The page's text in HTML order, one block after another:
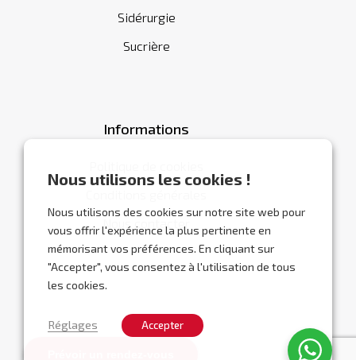
Nous utilisons les cookies !
Nous utilisons des cookies sur notre site web pour
vous offrir l'expérience la plus pertinente en
mémorisant vos préférences. En cliquant sur
"Accepter", vous consentez à l'utilisation de tous
les cookies.
Réglages Accepter
Sidérurgie
Sucrière
Informations
Nous contacter